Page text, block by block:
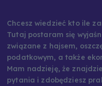
Chcesz wiedzieć kto ile
Tutaj postaram się
związane z hajsem,
podatkowym, a także
Mam nadzieję, że
pytania i zdobędziesz